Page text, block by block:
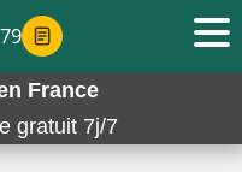
France
gratuit 7j/7